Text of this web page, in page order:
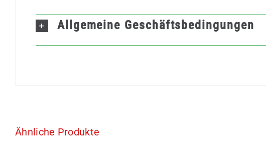
Allgemeine Geschäftsbedingungen
Ähnliche Produkte